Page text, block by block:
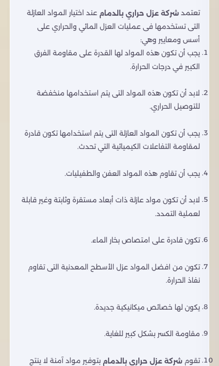
تعتمد شركة عزل حراري بالدمام عند اختيار المواد العازلة
التى تستخدمها فى عمليات العزل المائي والحراري على
أسس ومعايير وهي:
يجب أن تكون هذه المواد لها القدرة على مقاومة الفرق
الكبير في درجات الحرارة.
لابد أن تكون هذه المواد التى يتم استخدامها منخفضة
للتوصيل الحراري.
يجب أن تكون المواد العازلة التى يتم استخدامها تكون قادرة
لمقاومة التفاعلات الكيميائية التي تحدث.
يجب أن تقاوم هذه المواد العفن والطفيليات.
لابد أن تكون مواد عازلة ذات أبعاد مستقرة وثابتة وغير قابلة
لعملية التمدد.
تكون قادرة على امتصاص بخار الماء.
تكون من افضل المواد عزل الأسطح المعدنية التى تقاوم
نفاذ الحرارة.
يكون لها خصائص ميكانيكية جديدة.
مقاومة الكسر بشكل كبير للغاية.
تقوم شركة عزل حراري بالدمام بتوفير مواد آمنة لا ينتج